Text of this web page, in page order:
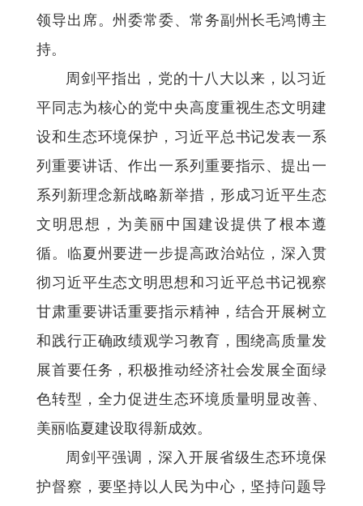
领导出席。州委常委、常务副州长毛鸿博主
持。
周剑平指出，党的十八大以来，以习近
平同志为核心的党中央高度重视生态文明建
设和生态环境保护，习近平总书记发表一系
列重要讲话、作出一系列重要指示、提出一
系列新理念新战略新举措，形成习近平生态
文明思想，为美丽中国建设提供了根本遵
循。临夏州要进一步提高政治站位，深入贯
彻习近平生态文明思想和习近平总书记视察
甘肃重要讲话重要指示精神，结合开展树立
和践行正确政绩观学习教育，围绕高质量发
展首要任务，积极推动经济社会发展全面绿
色转型，全力促进生态环境质量明显改善、
美丽临夏建设取得新成效。
周剑平强调，深入开展省级生态环境保
护督察，要坚持以人民为中心，坚持问题导